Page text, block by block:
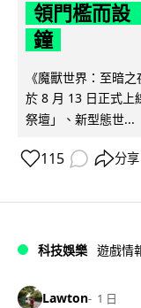
領門檻而設
鐘
《魔獸世界：至暗
於 8 月 13 日正式上
祭壇」、新型態世...
115 分享
科技娛樂 遊戲情
Lawton 1 日